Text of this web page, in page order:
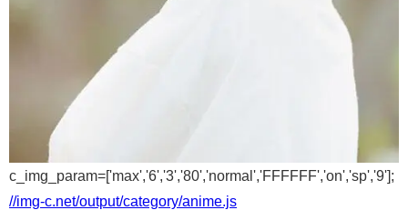
c_img_param=['max','6','3','80','normal','FFFFFF','on','sp','9'];
//img-c.net/output/category/anime.js